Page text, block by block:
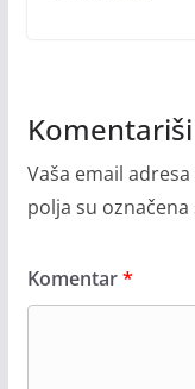
Komentariši
Vaša email
polja su označena
Komentar*